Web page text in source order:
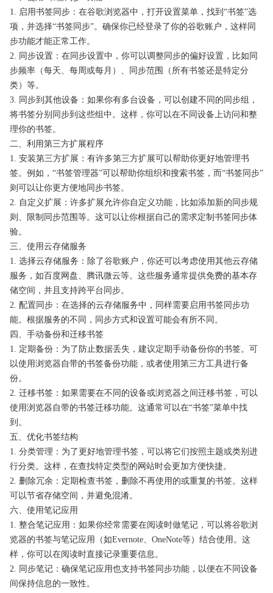
1. 启用书签同步：在谷歌浏览器中，打开设置菜单，找到“书签”选
项，并选择“书签同步”。确保你已经登录了你的谷歌账户，这样同
步功能才能正常工作。
2. 同步设置：在同步设置中，你可以调整同步的偏好设置，比如同
步频率（每天、每周或每月）、同步范围（所有书签还是特定分
类）等。
3. 同步到其他设备：如果你有多台设备，可以创建不同的同步组，
将书签分别同步到这些组中。这样，你可以在不同设备上访问和整
理你的书签。
二、利用第三方扩展程序
1. 安装第三方扩展：有许多第三方扩展可以帮助你更好地管理书
签。例如，“书签管理器”可以帮助你组织和搜索书签，而“书签同步”
则可以让你更方便地同步书签。
2. 自定义扩展：许多扩展允许你自定义功能，比如添加新的同步规
则、限制同步范围等。这可以让你根据自己的需求定制书签同步体
验。
三、使用云存储服务
1. 选择云存储服务：除了谷歌账户，你还可以考虑使用其他云存储
服务，如百度网盘、腾讯微云等。这些服务通常提供免费的基本存
储空间，并且支持跨平台同步。
2. 配置同步：在选择的云存储服务中，同样需要启用书签同步功
能。根据服务的不同，同步方式和设置可能会有所不同。
四、手动备份和迁移书签
1. 定期备份：为了防止数据丢失，建议定期手动备份你的书签。可
以使用浏览器自带的书签备份功能，或者使用第三方工具进行备
份。
2. 迁移书签：如果需要在不同的设备或浏览器之间迁移书签，可以
使用浏览器自带的书签迁移功能。这通常可以在“书签”菜单中找
到。
五、优化书签结构
1. 分类管理：为了更好地管理书签，可以将它们按照主题或类别进
行分类。这样，在查找特定类型的网站时会更加方便快捷。
2. 删除冗余：定期检查书签，删除不再使用的或重复的书签。这样
可以节省存储空间，并避免混淆。
六、使用笔记应用
1. 整合笔记应用：如果你经常需要在阅读时做笔记，可以将谷歌浏
览器的书签与笔记应用（如Evernote、OneNote等）结合使用。这
样，你可以在阅读时直接记录重要信息。
2. 同步笔记：确保笔记应用也支持书签同步功能，以便在不同设备
间保持信息的一致性。